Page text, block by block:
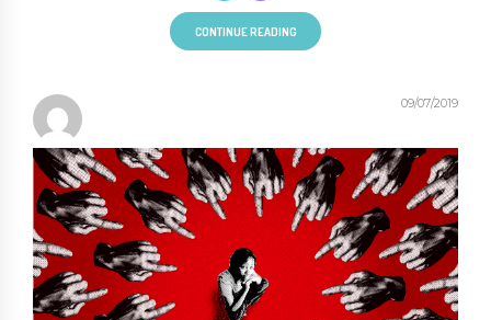
CONTINUE READING
09/07/2019